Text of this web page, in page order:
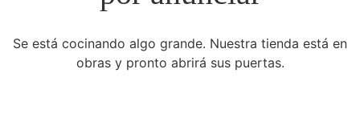
Se está cocinando algo grande. Nuestra tienda está en
obras y pronto abrirá sus puertas.